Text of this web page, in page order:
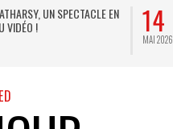
UN SPECTACLE EN
VIDÉO !
14
MAI 2026